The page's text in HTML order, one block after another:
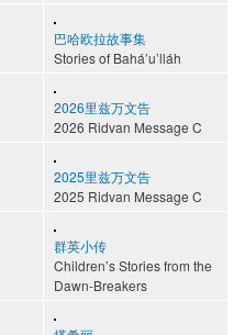
巴哈欧拉故事集
Stories of Bahá’u’lláh
2026里兹万文告
2026 Ridvan Message C
2025里兹万文告
2025 Ridvan Message C
群英小传
Children’s Stories from the
Dawn-Breakers